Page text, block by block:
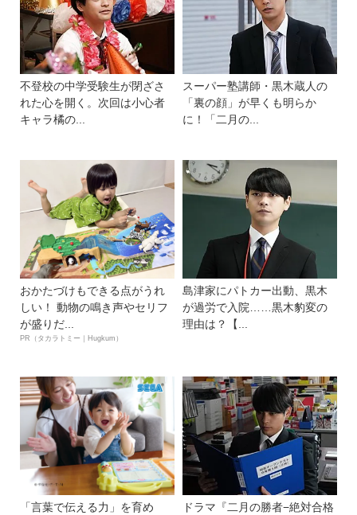
不登校の中学受験生が閉ざさ
れた心を開く。次回は小心者
キャラ橘の...
スーパー塾講師・黒木蔵人の
「裏の顔」が早くも明らか
に！「二月の...
おかたづけもできる点がうれ
しい！ 動物の鳴き声やセリフ
が盛りだ...
PR（タカラトミー｜Hugkum）
島津家にパトカー出動、黒木
が過労で入院……黒木豹変の
理由は？【...
「言葉で伝える力」を育め
ドラマ『二月の勝者−絶対合格